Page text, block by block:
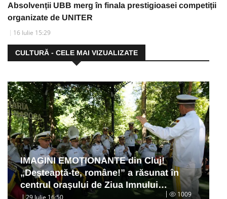
Absolvenții UBB merg în finala prestigioasei competiții
organizate de UNITER
16 Iulie 15:29
CULTURĂ - CELE MAI VIZUALIZATE
IMAGINI EMOȚIONANTE din Cluj!
„Deșteaptă-te, române!” a răsunat în
centrul orașului de Ziua Imnului…
1009